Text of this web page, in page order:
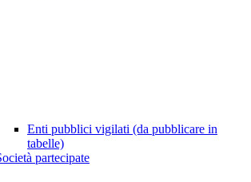
Enti pubblici vigilati (da pubblicare in
tabelle)
partecipate